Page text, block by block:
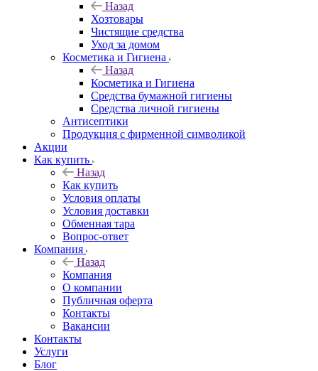
Назад
Хозтовары
Чистящие средства
Уход за домом
Косметика и Гигиена
Назад
Косметика и Гигиена
Средства бумажной гигиены
Средства личной гигиены
Антисептики
Продукция с фирменной символикой
Акции
Как купить
Назад
Как купить
Условия оплаты
Условия доставки
Обменная тара
Вопрос-ответ
Компания
Назад
Компания
О компании
Публичная оферта
Контакты
Вакансии
Контакты
Услуги
Блог